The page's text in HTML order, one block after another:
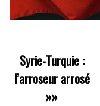
Syrie-Turquie :
l’arroseur arrosé
»»